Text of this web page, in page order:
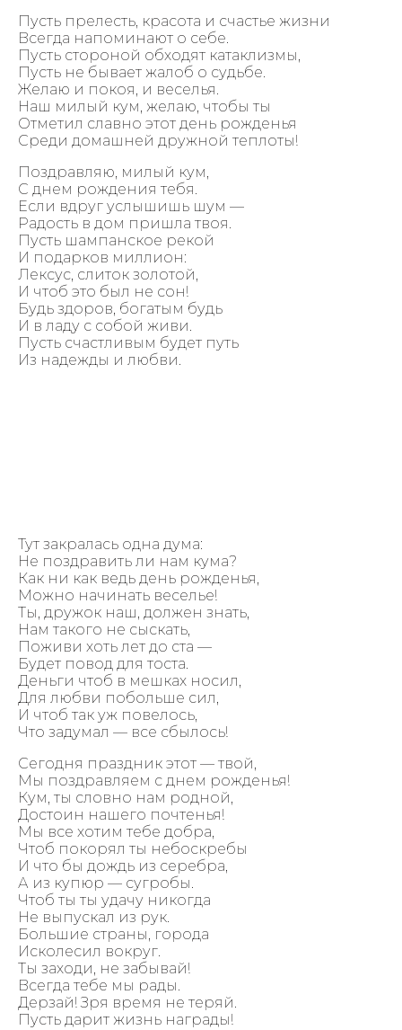
Пусть прелесть, красота и счастье жизни
Всегда напоминают о себе.
Пусть стороной обходят катаклизмы,
Пусть не бывает жалоб о судьбе.
Желаю и покоя, и веселья.
Наш милый кум, желаю, чтобы ты
Отметил славно этот день рожденья
Среди домашней дружной теплоты!
Поздравляю, милый кум,
С днем рождения тебя.
Если вдруг услышишь шум —
Радость в дом пришла твоя.
Пусть шампанское рекой
И подарков миллион:
Лексус, слиток золотой,
И чтоб это был не сон!
Будь здоров, богатым будь
И в ладу с собой живи.
Пусть счастливым будет путь
Из надежды и любви.
Тут закралась одна дума:
Не поздравить ли нам кума?
Как ни как ведь день рожденья,
Можно начинать веселье!
Ты, дружок наш, должен знать,
Нам такого не сыскать,
Поживи хоть лет до ста —
Будет повод для тоста.
Деньги чтоб в мешках носил,
Для любви побольше сил,
И чтоб так уж повелось,
Что задумал — все сбылось!
Сегодня праздник этот — твой,
Мы поздравляем с днем рожденья!
Кум, ты словно нам родной,
Достоин нашего почтенья!
Мы все хотим тебе добра,
Чтоб покорял ты небоскребы
И что бы дождь из серебра,
А из купюр — сугробы.
Чтоб ты ты удачу никогда
Не выпускал из рук.
Большие страны, города
Исколесил вокруг.
Ты заходи, не забывай!
Всегда тебе мы рады.
Дерзай! Зря время не теряй.
Пусть дарит жизнь награды!